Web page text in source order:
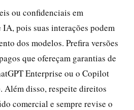
ou confidenciais em
pois suas interações podem
dos modelos. Prefira versões
que ofereçam garantias de
Enterprise ou o Copilot
Além disso, respeite direitos
comercial e sempre revise o